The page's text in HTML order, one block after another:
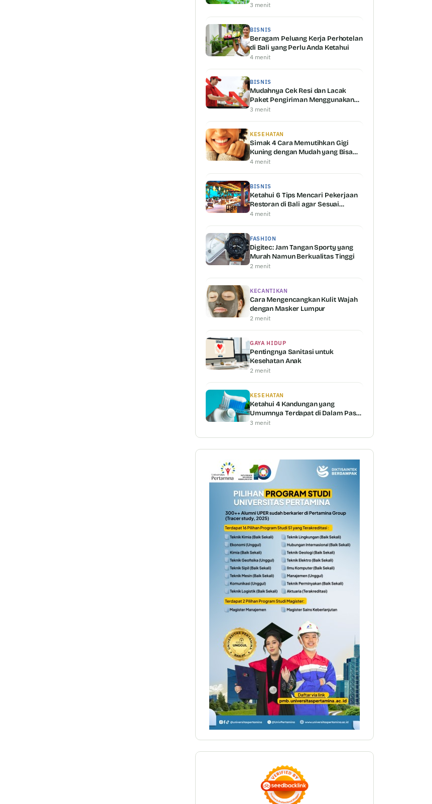
3 menit
BISNIS
Beragam Peluang Kerja Perhotelan
di Bali yang Perlu Anda Ketahui
4 menit
BISNIS
Mudahnya Cek Resi dan Lacak
Paket Pengiriman Menggunakan
Shipper Serta Keunggulannya
3 menit
KESEHATAN
Simak 4 Cara Memutihkan Gigi
Kuning dengan Mudah yang Bisa
Kamu Coba
4 menit
BISNIS
Ketahui 6 Tips Mencari Pekerjaan
Restoran di Bali agar Sesuai
dengan Kemampuan Anda
4 menit
FASHION
Digitec: Jam Tangan Sporty yang
Murah Namun Berkualitas Tinggi
2 menit
KECANTIKAN
Cara Mengencangkan Kulit Wajah
dengan Masker Lumpur
2 menit
GAYA HIDUP
Pentingnya Sanitasi untuk
Kesehatan Anak
2 menit
KESEHATAN
Ketahui 4 Kandungan yang
Umumnya Terdapat di Dalam Pasta
Gigi untuk Memutihkan Gigi
3 menit